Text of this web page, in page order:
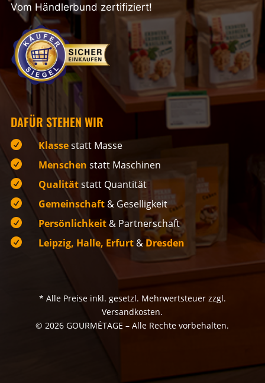
Vom Händlerbund zertifiziert!
DAFÜR STEHEN WIR
 Klassestatt Masse
 Menschen statt Maschinen
 Qualitätstatt Quantität
 Gemeinschaft & Geselligkeit
 Persönlichkeit & Partnerschaft
 Leipzig, Halle, Erfurt &Dresden
* Alle Preise inkl. gesetzl. Mehrwertsteuer zzgl.
Versandkosten.
© 2026 GOURMÉTAGE – Alle Rechte vorbehalten.